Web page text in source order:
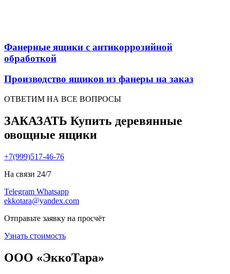
Фанерные ящики с антикоррозийной
обработкой
Производство ящиков из фанеры на заказ
ОТВЕТИМ НА ВСЕ ВОПРОСЫ
ЗАКАЗАТЬ Купить деревянные
овощные ящики
+7(999)517-46-76
На связи 24/7
Telegram Whatsapp
ekkotara@yandex.com
Отправьте заявку на просчёт
Узнать стоимость
ООО «ЭккоТара»